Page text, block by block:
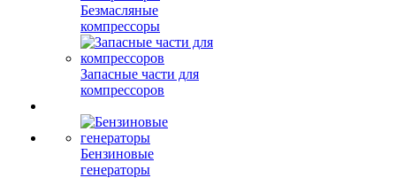
Безмасляные
компрессоры
Запасные части для
компрессоров
Бензиновые
генераторы